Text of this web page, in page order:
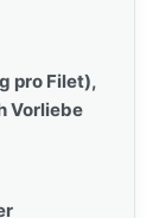
pro Filet),
Vorliebe